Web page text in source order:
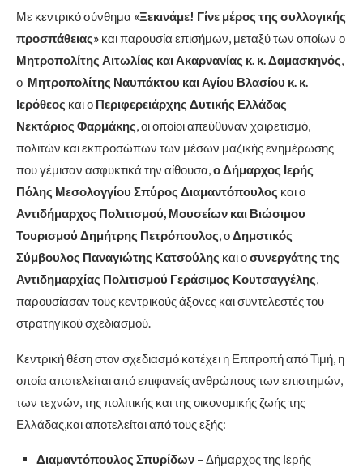
Με κεντρικό σύνθημα «Ξεκινάμε! Γίνε μέρος της συλλογικής
προσπάθειας» και παρουσία επισήμων, μεταξύ των οποίων ο
Μητροπολίτης Αιτωλίας και Ακαρνανίας κ. κ. Δαμασκηνός,
ο Μητροπολίτης Ναυπάκτου και Αγίου Βλασίου κ. κ.
Ιερόθεος και ο Περιφερειάρχης Δυτικής Ελλάδας
Νεκτάριος Φαρμάκης, οι οποίοι απεύθυναν χαιρετισμό,
πολιτών και εκπροσώπων των μέσων μαζικής ενημέρωσης
που γέμισαν ασφυκτικά την αίθουσα,ο Δήμαρχος Ιερής
Πόλης Μεσολογγίου Σπύρος Διαμαντόπουλος και ο
Αντιδήμαρχος Πολιτισμού, Μουσείων και Βιώσιμου
Τουρισμού Δημήτρης Πετρόπουλος, οΔημοτικός
Σύμβουλος Παναγιώτης Κατσούλης και οσυνεργάτης της
Αντιδημαρχίας Πολιτισμού Γεράσιμος Κουτσαγγέλης,
παρουσίασαν τους κεντρικούς άξονες και συντελεστές του
στρατηγικού σχεδιασμού.
Κεντρική θέση στον σχεδιασμό κατέχει η Επιτροπή από Τιμή, η
οποία αποτελείται από επιφανείς ανθρώπους των επιστημών,
των τεχνών, της πολιτικής και της οικονομικής ζωής της
Ελλάδας,και αποτελείται από τους εξής:
Διαμαντόπουλος Σπυρίδων – Δήμαρχος της Ιερής